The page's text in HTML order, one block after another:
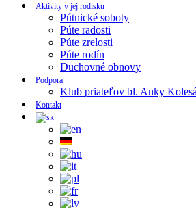
Aktivity v jej rodisku
Pútnické soboty
Púte radosti
Púte zrelosti
Púte rodín
Duchovné obnovy
Podpora
Klub priateľov bl. Anky
Kontakt